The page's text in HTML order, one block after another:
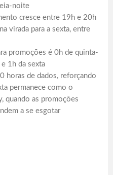
noite
cresce entre 19h e 20h
virada para a sexta, entre
promoções é 0h de quinta-
1h da sexta
horas de dados, reforçando
permanece como o
quando as promoções
a se esgotar